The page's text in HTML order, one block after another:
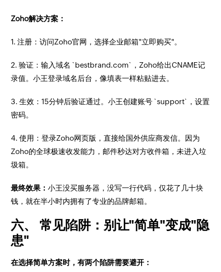
Zoho解决方案：
1. 注册：访问Zoho官网，选择企业邮箱"立即购买"。
2. 验证：输入域名 `bestbrand.com`，Zoho给出CNAME记
录值。小王登录域名后台，像填表一样粘贴进去。
3. 生效：15分钟后验证通过。小王创建账号 `support`，设置
密码。
4. 使用：登录Zoho网页版，直接给国外供应商发信。因为
Zoho的全球极速收发能力，邮件秒达对方收件箱，未进入垃
圾箱。
最终效果：小王没买服务器，没写一行代码，仅花了几十块
钱，就在半小时内拥有了专业的品牌邮箱。
六、 常见陷阱：别让"简单"变成"隐
患"
在选择简单方案时，有两个陷阱需要避开：